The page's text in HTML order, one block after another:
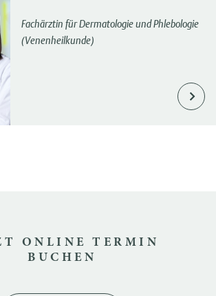
Fachärztin für Dermatologie und Phlebologie
(Venenheilkunde)
ONLINE TERMIN
BUCHEN